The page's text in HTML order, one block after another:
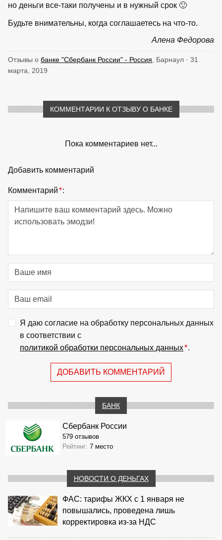
но деньги все-таки получены и в нужный срок 🙂
Будьте внимательны, когда соглашаетесь на что-то.
Алена Федорова
Отзывы о банке "Сбербанк России" - Россия , Барнаул · 31
марта, 2019
КОММЕНТАРИИ К ОТЗЫВУ О БАНКЕ
Пока комментариев нет...
Добавить комментарий
Комментарий*:
Я даю согласие на обработку персональных данных
в соответствии с
политикой обработки персональных данных*.
ДОБАВИТЬ КОММЕНТАРИЙ
БАНК
Сбербанк России
579 отзывов
Рейтинг: 7 место
НОВОСТИ О ДЕНЬГАХ
ФАС: тарифы ЖКХ с 1 января не
повышались, проведена лишь
корректировка из‑за НДС